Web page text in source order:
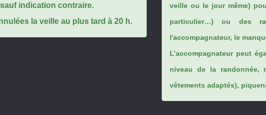
indication contraire.
la veille au plus tard à 20 h.
veille ou le jour même)
particulier…) ou des
l'accompagnateur, le
L’accompagnateur peut
niveau de la randonnée,
vêtements adaptés),